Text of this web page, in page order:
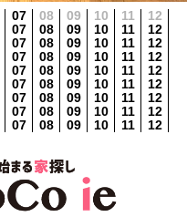
07 08 09 10 11
12
07 08 09 10 11
12
07 08 09 10 11
12
07 08 09 10 11
12
07 08 09 10 11
12
07 08 09 10 11
12
07 08 09 10 11
12
07 08 09 10 11
12
07 08 09 10 11 12